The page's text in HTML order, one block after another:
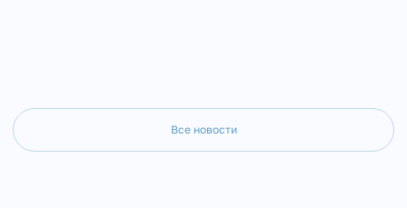
Все новости